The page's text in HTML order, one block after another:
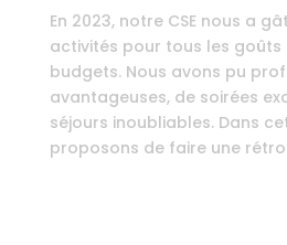
En 2023, notre CSE nous a
activités pour tous les goûts
budgets. Nous avons pu
avantageuses, de soirées
séjours inoubliables. Dans
proposons de faire une